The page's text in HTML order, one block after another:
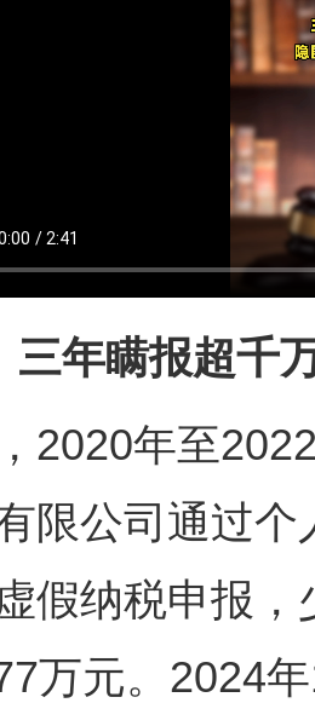
三年瞒报超千
年至2022
限公司通过
假纳税申报
万元。2024